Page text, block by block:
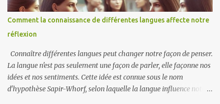
Comment la connaissance de différentes langues affecte notre
réflexion
Connaître différentes langues peut changer notre façon de penser.
La langue n'est pas seulement une façon de parler, elle façonne nos
idées et nos sentiments. Cette idée est connue sous le nom
d'hypothèse Sapir-Whorf, selon laquelle la langue influence notre